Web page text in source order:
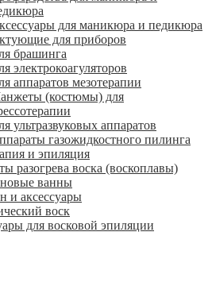
для маникюра и педикюра
для приборов
брашинга
электрокоагуляторов
аппаратов мезотерапии
(костюмы) для
ультразвуковых аппаратов
газожидкостного пилинга
и эпиляция
разогрева воска (воскоплавы)
ванны
и аксессуары
воск
для восковой эпиляции